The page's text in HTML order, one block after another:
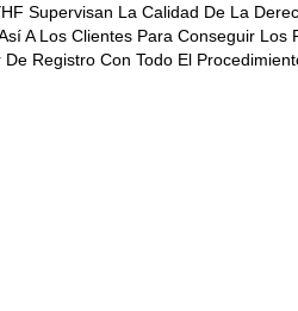
Supervisan La Calidad De La
A Los Clientes Para Conseguir Los
Registro Con Todo El